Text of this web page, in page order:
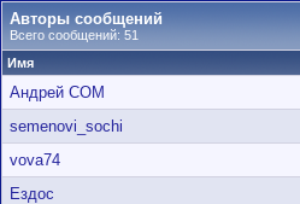
Авторы сообщений
Всего сообщений: 51
Имя
Андрей СОМ
semenovi_sochi
vova74
Ездос